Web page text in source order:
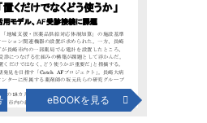
eBOOKを見る